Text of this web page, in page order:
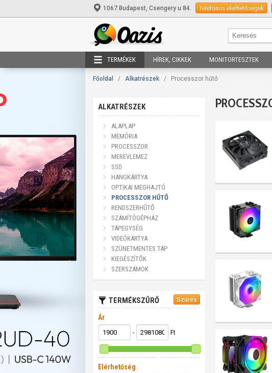
1067 Budapest, Csengery u 84. Telefonos elérhetőségek
TERMÉKEK HÍREK, CIKKEK MONITORTESZTEK
Főoldal / Alkatrészek / Processzor hűtő
ALKATRÉSZEK
ALAPLAP
MEMÓRIA
PROCESSZOR
MEREVLEMEZ
SSD
HANGKÁRTYA
OPTIKAI MEGHAJTÓ
PROCESSZOR HŰTŐ
RENDSZERHŰTŐ
SZÁMÍTÓGÉPHÁZ
TÁPEGYSÉG
VIDEÓKÁRTYA
SZÜNETMENTES TÁP
KIEGÉSZÍTŐK
SZERSZÁMOK
TERMÉKSZŰRŐ
Ár
- Ft
Elérhetőség